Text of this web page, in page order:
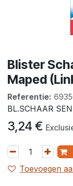
Blister
Maped
Referentie:
BL.SCHAAR
3,24 €
Toevoegen